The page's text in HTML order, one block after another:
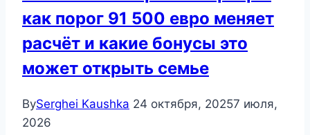
как порог 91 500 евро меняет
расчёт и какие бонусы это
может открыть семье
BySerghei Kaushka 24 октября, 20257 июля,
2026